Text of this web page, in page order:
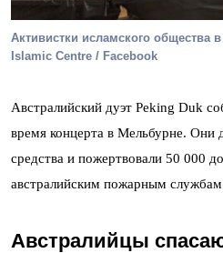
Активистки исламского общества
Islamic Centre / Facebook
Австралийский дуэт Peking Duk
время концерта в Мельбурне. Они
средства и пожертвовали 50 000
австралийским пожарным
Австралийцы